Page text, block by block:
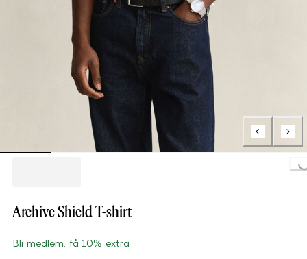
Loading...
Archive Shield T-shirt
Bli medlem, få 10% extra